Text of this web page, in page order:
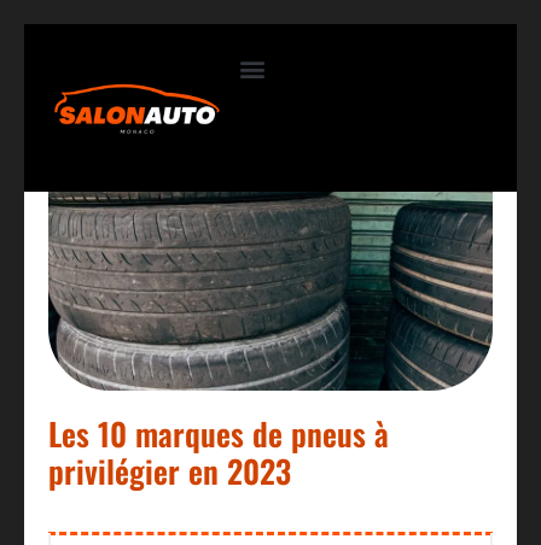
Les 10 marques de pneus à
privilégier en 2023